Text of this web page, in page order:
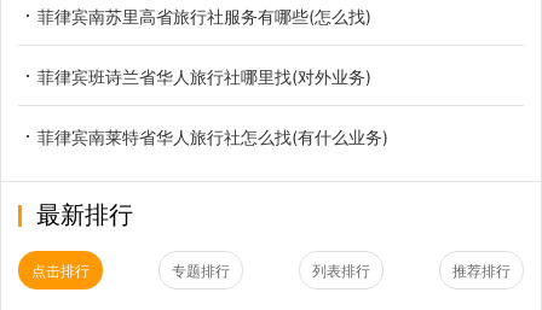
菲律宾南苏里高省旅行社服务有哪些(怎么找)
菲律宾班诗兰省华人旅行社哪里找(对外业务)
菲律宾南莱特省华人旅行社怎么找(有什么业务)
最新排行
点击排行 专题排行 列表排行 推荐排行